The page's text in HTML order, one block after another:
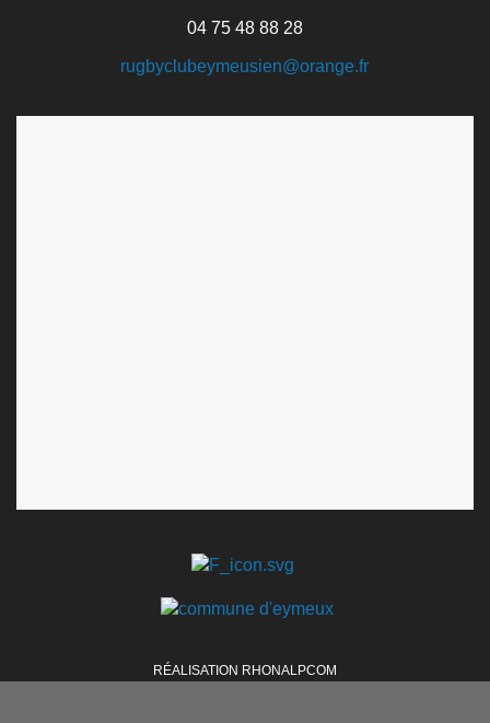
04 75 48 88 28
rugbyclubeymeusien@orange.fr
RÉALISATION RHONALPCOM